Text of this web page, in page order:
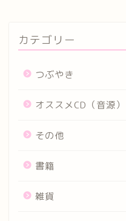
カテゴリー
つぶやき
オススメCD（音源）
その他
書籍
雑貨